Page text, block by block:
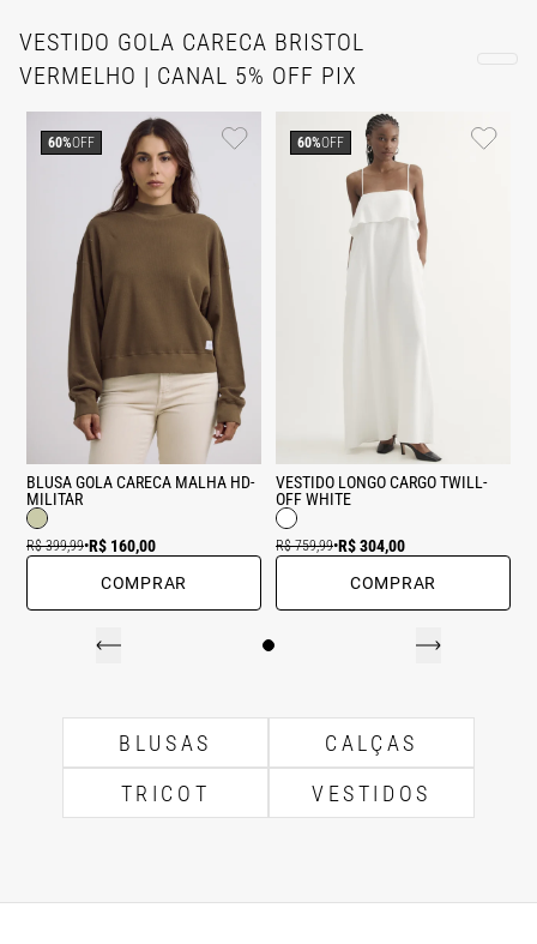
VESTIDO GOLA CARECA BRISTOL
VERMELHO | CANAL 5% OFF PIX
BLUSA GOLA CARECA MALHA HD-
MILITAR
R$ 399,99•R$ 160,00
60%OFF
COMPRAR
VESTIDO LONGO CARGO TWILL-
OFF WHITE
R$ 759,99•R$ 304,00
60%OFF
COMPRAR
BLUSAS
CALÇAS
TRICOT
VESTIDOS